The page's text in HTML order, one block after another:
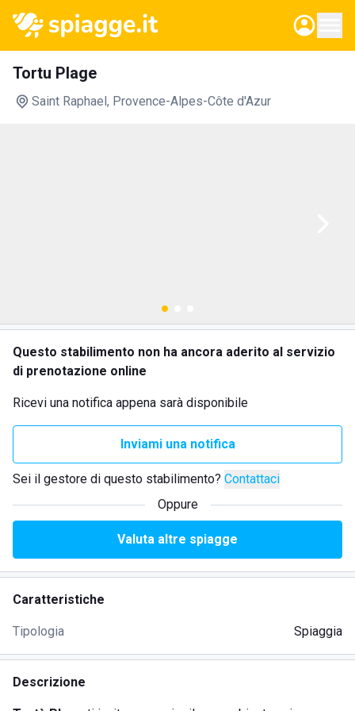
Tortu Plage
Saint Raphael, Provence-Alpes-Côte d'Azur
Questo stabilimento non ha ancora aderito al servizio
di prenotazione online
Ricevi una notifica appena sarà disponibile
Inviami una notifica
Sei il gestore di questo stabilimento? Contattaci
Oppure
Valuta altre spiagge
Caratteristiche
Tipologia Spiaggia
Descrizione